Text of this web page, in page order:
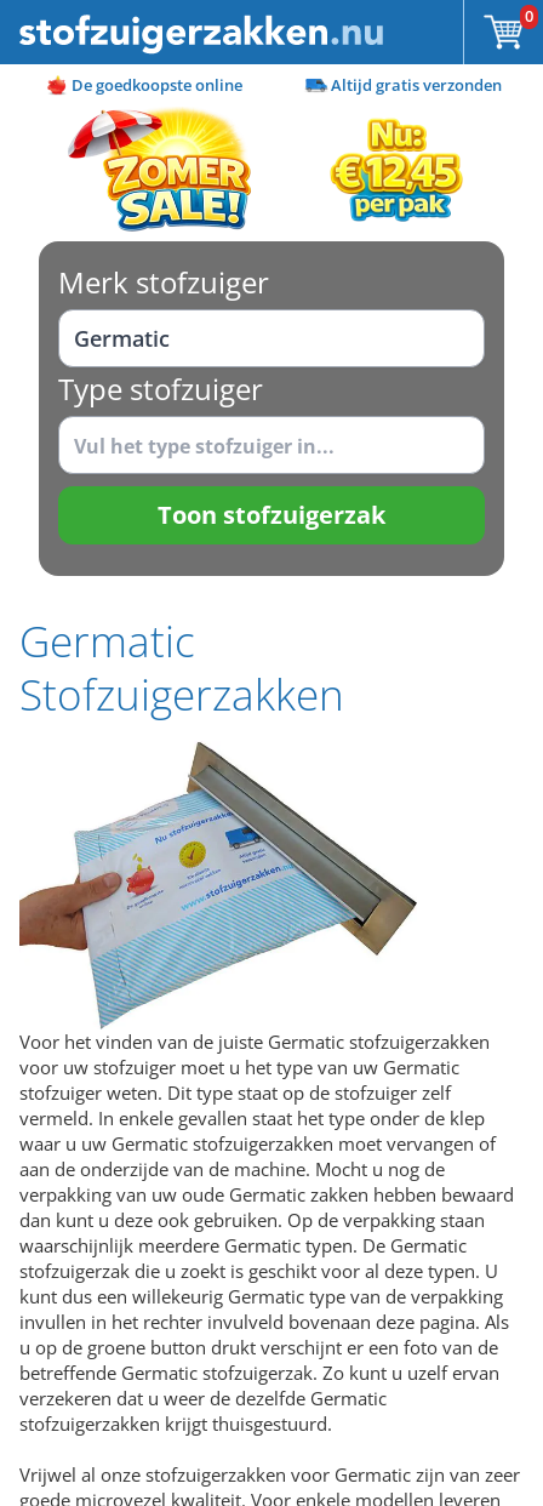
Ga naar de inhoud 0
De goedkoopste online Altijd gratis verzonden
Merk stofzuiger
Type stofzuiger
Toon stofzuigerzak
Germatic
Stofzuigerzakken
Voor het vinden van de juiste Germatic stofzuigerzakken
voor uw stofzuiger moet u het type van uw Germatic
stofzuiger weten. Dit type staat op de stofzuiger zelf
vermeld. In enkele gevallen staat het type onder de klep
waar u uw Germatic stofzuigerzakken moet vervangen of
aan de onderzijde van de machine. Mocht u nog de
verpakking van uw oude Germatic zakken hebben bewaard
dan kunt u deze ook gebruiken. Op de verpakking staan
waarschijnlijk meerdere Germatic typen. De Germatic
stofzuigerzak die u zoekt is geschikt voor al deze typen. U
kunt dus een willekeurig Germatic type van de verpakking
invullen in het rechter invulveld bovenaan deze pagina. Als
u op de groene button drukt verschijnt er een foto van de
betreffende Germatic stofzuigerzak. Zo kunt u uzelf ervan
verzekeren dat u weer de dezelfde Germatic
stofzuigerzakken krijgt thuisgestuurd.
Vrijwel al onze stofzuigerzakken voor Germatic zijn van zeer
goede microvezel kwaliteit. Voor enkele modellen leveren